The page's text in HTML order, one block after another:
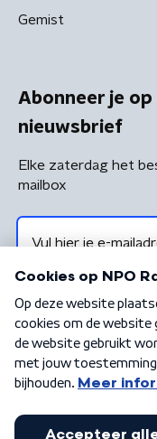
Gemist
Abonneer je
nieuwsbrief
Elke zaterdag het
mailbox
Algemene